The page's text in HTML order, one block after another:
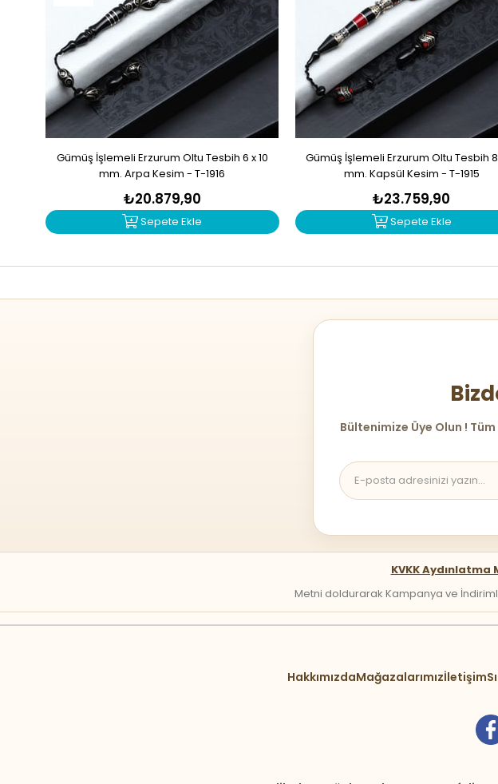
Gümüş İşlemeli Erzurum Oltu Tesbih 6 x 10
mm. Arpa Kesim - T-1916
₺20.879,90
Sepete Ekle
Gümüş İşlemeli Erzurum Oltu Tesbih 8
mm. Kapsül Kesim - T-1915
₺23.759,90
Sepete Ekle
Bültenimize Üye Olun !
KVKK
Metni doldurarak Kampanya ve
HakkımızdaMağazalarımızİletişim